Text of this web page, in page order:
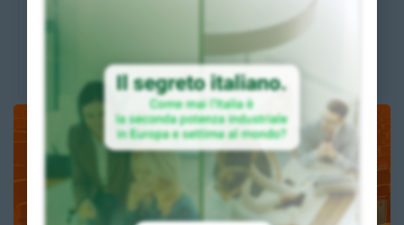
per la scuola secondaria di II grado
Vuoi
COSTRUIRE le tue LEZIONI
DIGITALI
con gli strumenti didattici di